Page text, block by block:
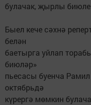
булачак, җырлы биюле
Быел кече сәхнә
белән
баетырга уйлап
биюләр»
пьесасы буенча Рамил
октябрьдә
күрергә мөмкин